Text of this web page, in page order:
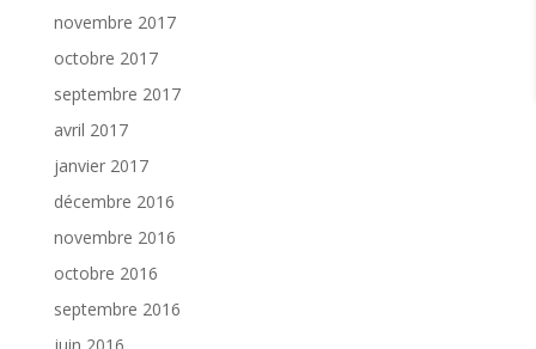
novembre 2017
octobre 2017
septembre 2017
avril 2017
janvier 2017
décembre 2016
novembre 2016
octobre 2016
septembre 2016